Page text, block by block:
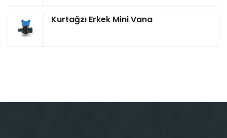
Kurtağzı Erkek Mini Vana